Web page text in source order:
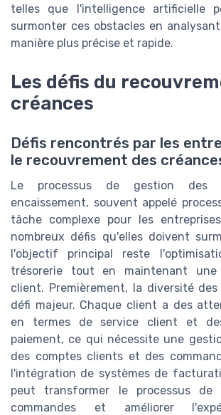
telles que l'intelligence artificielle
surmonter ces obstacles en
manière plus précise et rapide.
Les défis du
créances
Défis rencontrés par les
le recouvrement des
Le processus de gestion des
encaissement, souvent appelé
tâche complexe pour les
nombreux défis qu'elles doivent
l'objectif principal reste
trésorerie tout en maintenant une
client. Premièrement, la diversité
défi majeur. Chaque client a des
en termes de service client et
paiement, ce qui nécessite une
des comptes clients et des
l'intégration de systèmes de
peut transformer le processus de
commandes et améliorer